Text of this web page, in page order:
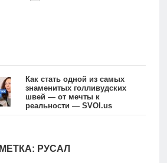
Как стать одной из самых
знаменитых голливудских
швей — от мечты к
реальности — SVOI.us
10551
МЕТКА: РУСАЛ